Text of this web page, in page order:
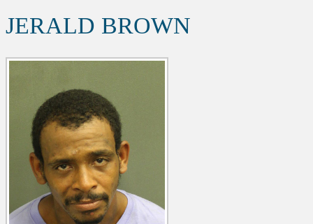
JERALD BROWN